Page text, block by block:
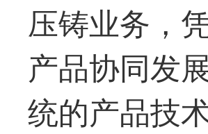
压铸业务，
产品协同发
统的产品技